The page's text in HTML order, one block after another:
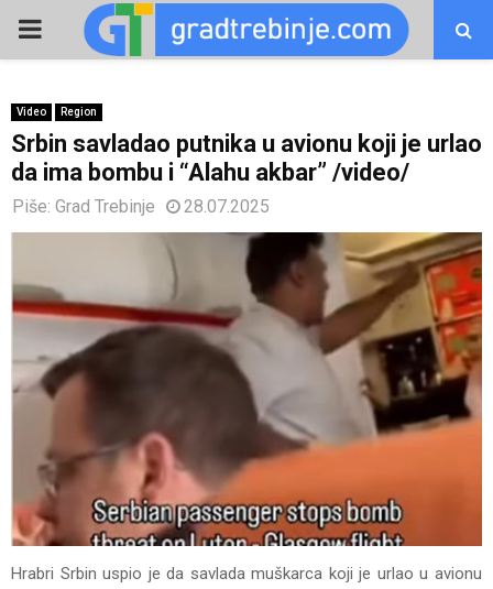
PRIMARY
Video Region
Srbin savladao putnika u avionu koji je urlao
da ima bombu i “Alahu akbar” /video/
Piše: Grad Trebinje 28.07.2025
Hrabri Srbin uspio je da savlada muškarca koji je urlao u avionu